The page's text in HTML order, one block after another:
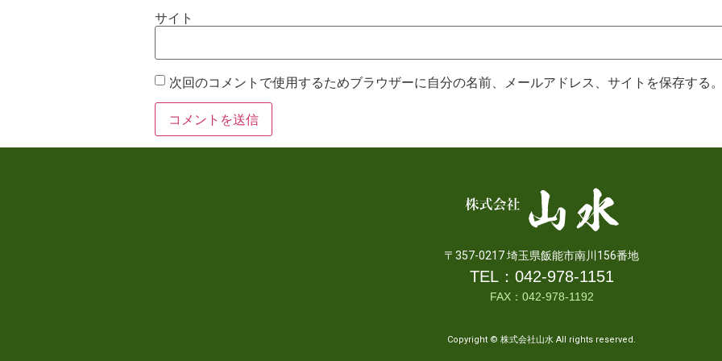
サイト
次回のコメントで使用するためブラウザーに自分の名前、メールアドレス、サイトを保存する
〒357-0217 埼玉県飯能市南川156番地
TEL： 042-978-1151
FAX：042-978-1192
Copyright © 株式会社山水 All rights reserved.